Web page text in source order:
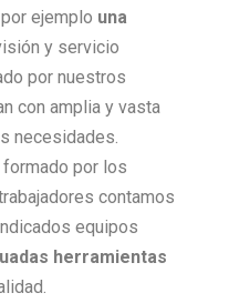
ejemplo una
y servicio
por nuestros
con amplia y vasta
necesidades.
por los
contamos
equipos
herramientas